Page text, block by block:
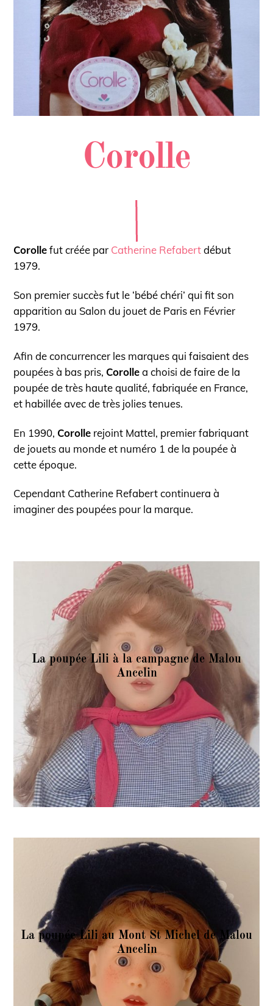
Corolle
Corollefut créée par Catherine Refabertdébut
1979.
Son premier succès fut le ‘bébé chéri’ qui fit son
apparition au Salon du jouet de Paris en Février
1979.
Afin de concurrencer les marques qui faisaient des
poupées à bas pris, Corollea choisi de faire de la
poupée de très haute qualité, fabriquée en France,
et habillée avec de très jolies tenues.
En 1990, Corolle rejoint Mattel, premier fabriquant
de jouets au monde et numéro 1 de la poupée à
cette époque.
Cependant Catherine Refabert continuera à
imaginer des poupées pour la marque.
La poupée Lili à la campagne de Malou
Ancelin
La poupée Lili au Mont St Michel de Malou
Ancelin